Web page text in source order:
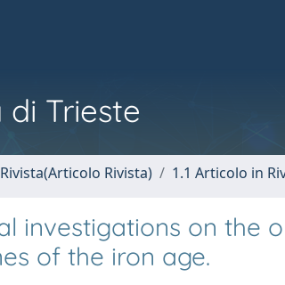
Trieste
Rivista) 1.1 Articolo in
investigations on the
of the iron age.